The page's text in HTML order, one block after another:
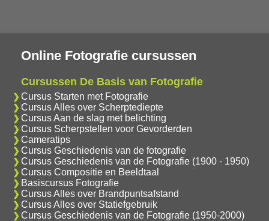
Online Fotografie cursussen
Cursussen De Basis van Fotografie
Cursus Starten met Fotografie
Cursus Alles over Scherptediepte
Cursus Aan de slag met belichting
Cursus Scherpstellen voor Gevorderden
Cameratips
Cursus Geschiedenis van de fotografie
Cursus Geschiedenis van de Fotografie (1900 - 1950)
Cursus Compositie en Beeldtaal
Basiscursus Fotografie
Cursus Alles over Brandpuntsafstand
Cursus Alles over Statiefgebruik
Cursus Geschiedenis van de Fotografie (1950-2000)